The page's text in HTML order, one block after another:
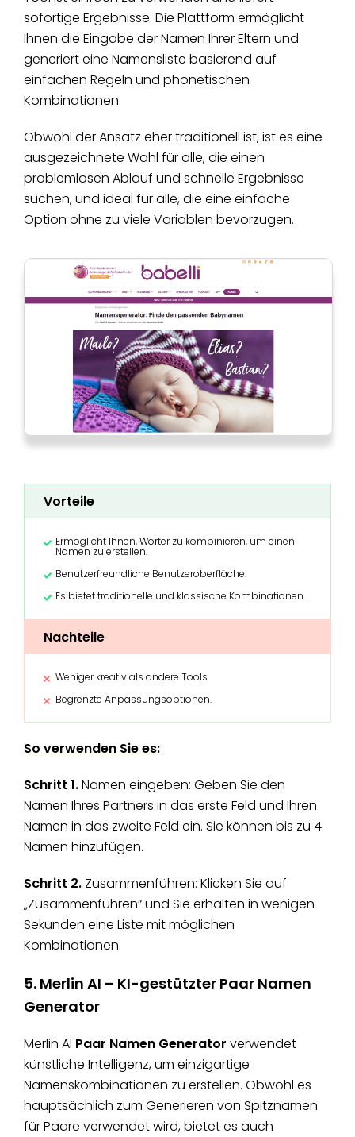
sofortige Ergebnisse. Die Plattform ermöglicht
Ihnen die Eingabe der Namen Ihrer Eltern und
generiert eine Namensliste basierend auf
einfachen Regeln und phonetischen
Kombinationen.
Obwohl der Ansatz eher traditionell ist, ist es eine
ausgezeichnete Wahl für alle, die einen
problemlosen Ablauf und schnelle Ergebnisse
suchen, und ideal für alle, die eine einfache
Option ohne zu viele Variablen bevorzugen.
Vorteile
Ermöglicht Ihnen, Wörter zu kombinieren, um einen
Namen zu erstellen.
Benutzerfreundliche Benutzeroberfläche.
Es bietet traditionelle und klassische Kombinationen.
Nachteile
Weniger kreativ als andere Tools.
Begrenzte Anpassungsoptionen.
So verwenden Sie es:
Schritt 1.Namen eingeben: Geben Sie den
Namen Ihres Partners in das erste Feld und Ihren
Namen in das zweite Feld ein. Sie können bis zu 4
Namen hinzufügen.
Schritt 2. Zusammenführen: Klicken Sie auf
„Zusammenführen“ und Sie erhalten in wenigen
Sekunden eine Liste mit möglichen
Kombinationen.
5. Merlin AI – KI-gestützter Paar Namen
Generator
Merlin AI Paar Namen Generator verwendet
künstliche Intelligenz, um einzigartige
Namenskombinationen zu erstellen. Obwohl es
hauptsächlich zum Generieren von Spitznamen
für Paare verwendet wird, bietet es auch